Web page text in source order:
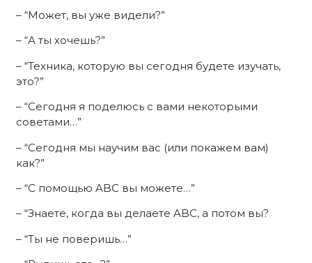
– “Может, вы уже видели?”
– “А ты хочешь?”
– “Техника, которую вы сегодня будете изучать,
это?”
– “Сегодня я поделюсь с вами некоторыми
советами…”
– “Сегодня мы научим вас (или покажем вам)
как?”
– “С помощью ABC вы можете…”
– “Знаете, когда вы делаете ABC, а потом вы?
– “Ты не поверишь…”